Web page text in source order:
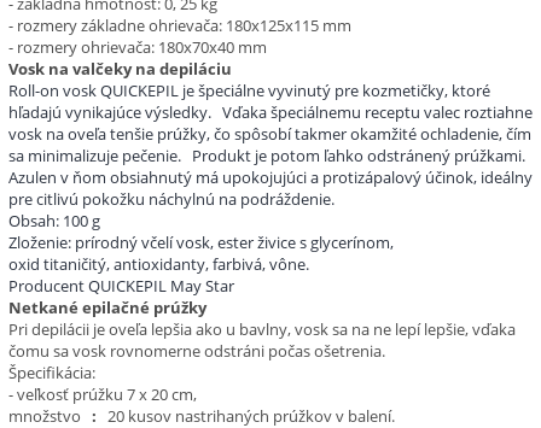
- rozmery základne ohrievača: 180x125x115 mm
- rozmery ohrievača: 180x70x40 mm
Vosk na valčeky na depiláciu
Roll-on vosk QUICKEPIL je špeciálne vyvinutý pre kozmetičky, ktoré
hľadajú vynikajúce výsledky. Vďaka špeciálnemu receptu valec roztiahne
vosk na oveľa tenšie prúžky, čo spôsobí takmer okamžité ochladenie, čím
sa minimalizuje pečenie. Produkt je potom ľahko odstránený prúžkami.
Azulen v ňom obsiahnutý má upokojujúci a protizápalový účinok, ideálny
pre citlivú pokožku náchylnú na podráždenie.
Obsah: 100 g
Zloženie: prírodný včelí vosk, ester živice s glycerínom,
oxid titaničitý, antioxidanty, farbivá, vône.
Producent QUICKEPIL May Star
Netkané epilačné prúžky
Pri depilácii je oveľa lepšia ako u bavlny, vosk sa na ne lepí lepšie, vďaka
čomu sa vosk rovnomerne odstráni počas ošetrenia.
Špecifikácia:
- veľkosť prúžku 7 x 20 cm,
množstvo : 20 kusov nastrihaných prúžkov v balení.